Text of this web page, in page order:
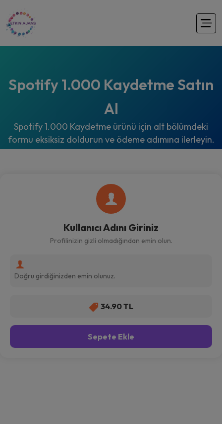
Spotify 1.000 Kaydetme Satın
Al
Spotify 1.000 Kaydetme ürünü için alt bölümdeki
formu eksiksiz doldurun ve ödeme adımına ilerleyin.
Kullanıcı Adını Giriniz
Profilinizin gizli olmadığından emin olun.
34.90 TL
Sepete Ekle